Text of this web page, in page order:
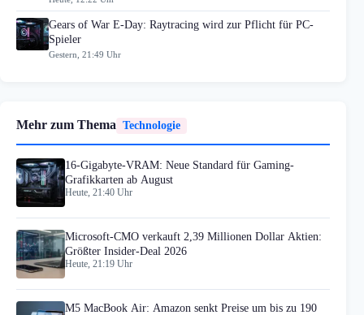
Gears of War E-Day: Raytracing wird zur Pflicht für PC-
Spieler
Gestern, 21:49 Uhr
Mehr zum Thema Technologie
16-Gigabyte-VRAM: Neue Standard für Gaming-
Grafikkarten ab August
Heute, 21:40 Uhr
Microsoft-CMO verkauft 2,39 Millionen Dollar Aktien:
Größter Insider-Deal 2026
Heute, 21:19 Uhr
M5 MacBook Air: Amazon senkt Preise um bis zu 190